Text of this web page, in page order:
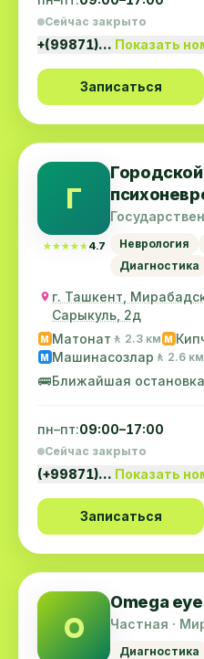
Сейчас закрыто
+(99871)… Показать
Записаться
Г
★★★★★
★★★★★ 4.7
диспансер
Неврология
Диагностика
г. Ташкент,
Сарыкуль, 2д
M Матонат 🚶 2.3 км M
M Машинасозлар 🚶 2.6 км
🚌Ближайшая остановка
пн–пт:09:00–17:00
Сейчас закрыто
(+99871)… Показать
Записаться
O
Omega eye
Частная ·
Диагностика